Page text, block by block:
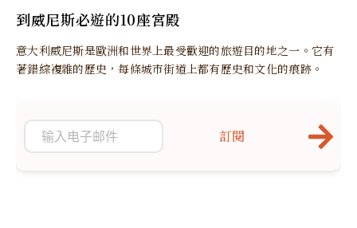
到威尼斯必遊的10座宮殿
意大利威尼斯是歐洲和世界上最受歡迎的旅遊目的地之一。它有
著錯綜複雜的歷史，每條城市街道上都有歷史和文化的痕跡。
訂閱